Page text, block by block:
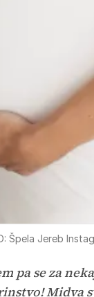
Špela Jereb
pa se za
Midva